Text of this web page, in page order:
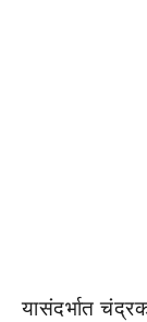
यासंदर्भात